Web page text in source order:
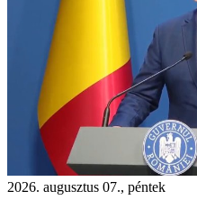
2026. augusztus 07., péntek